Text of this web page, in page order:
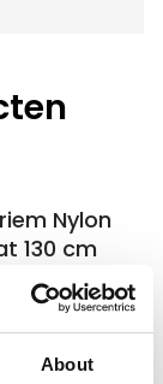
About
Nylon
130 cm